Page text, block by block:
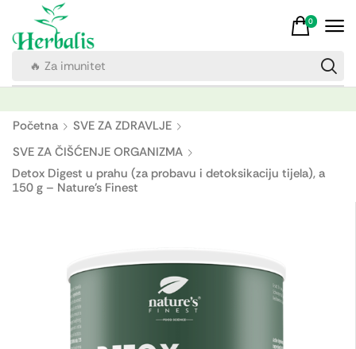
🔥 Za imunitet
0
Početna
SVE ZA ZDRAVLJE
SVE ZA ČIŠĆENJE ORGANIZMA
Detox Digest u prahu (za probavu i detoksikaciju tijela), a
150 g – Nature's Finest